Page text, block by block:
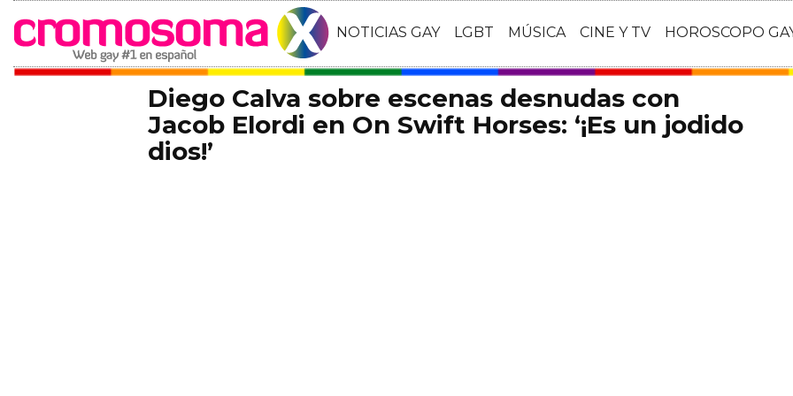
NOTICIAS GAY LGBT MÚSICA CINE Y TV HOROSCOPO
Diego Calva sobre escenas desnudas con
Jacob Elordi en On Swift Horses: ‘¡Es un jodido
dios!’